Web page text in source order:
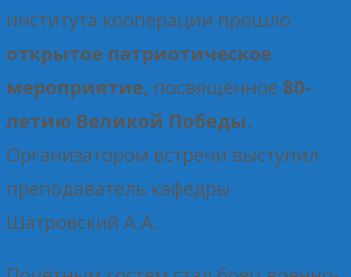
института кооперации прошло
открытое патриотическое
мероприятие, посвящённое 80-
летию Великой Победы.
Организатором встречи выступил
преподаватель кафедры
Шатровский А.А.